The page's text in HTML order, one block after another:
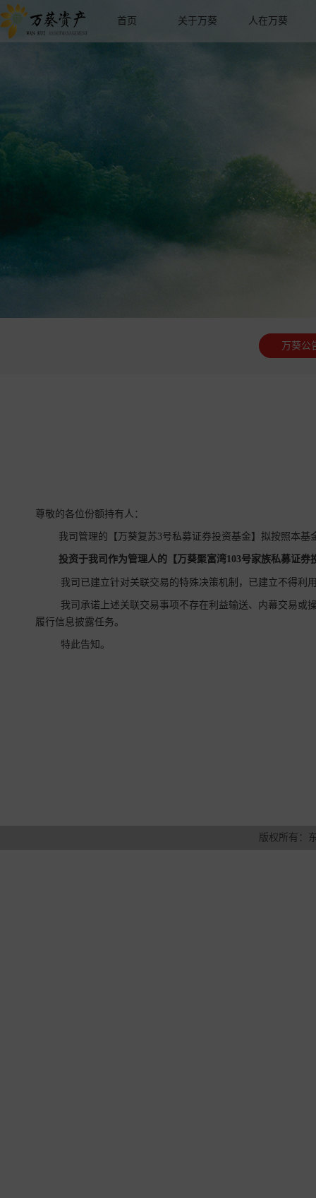
首页 关于万葵 人在万葵
万葵公
尊敬的各位份额持有人：
我司管理的【万葵复苏3号私募证券投资基金】拟按照本
投资于我司作为管理人的【万葵聚富湾103号家族私募证券
我司已建立针对关联交易的特殊决策机制，已建立不得利
我司承诺上述关联交易事项不存在利益输送、内幕交易或
履行信息披露任务。
特此告知。
版权所有：